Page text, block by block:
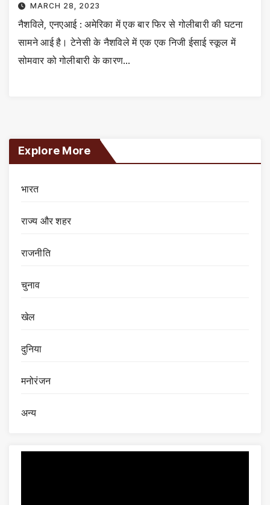
MARCH 28, 2023
नैशविले, एनएआई : अमेरिका में एक बार फिर से गोलीबारी की घटना
सामने आई है। टेनेसी के नैशविले में एक एक निजी ईसाई स्कूल में
सोमवार को गोलीबारी के कारण…
Explore More
भारत
राज्य और शहर
राजनीति
चुनाव
खेल
दुनिया
मनोरंजन
अन्य